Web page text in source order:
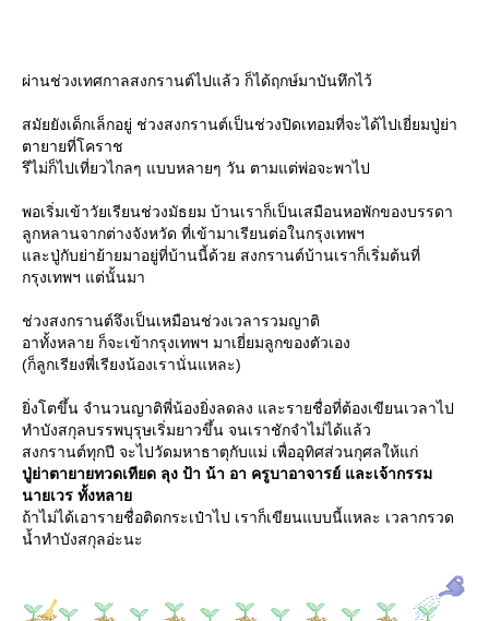
ผ่านช่วงเทศกาลสงกรานต์ไปแล้ว ก็ได้ฤกษ์มาบันทึกไว้
สมัยยังเด็กเล็กอยู่ ช่วงสงกรานต์เป็นช่วงปิดเทอมที่จะได้ไปเยี่ยมปู่ย่า
ตายายที่โคราช
รึไม่ก็ไปเที่ยวไกลๆ แบบหลายๆ วัน ตามแต่พ่อจะพาไป
พอเริ่มเข้าวัยเรียนช่วงมัธยม บ้านเราก็เป็นเสมือนหอพักของบรรดา
ลูกหลานจากต่างจังหวัด ที่เข้ามาเรียนต่อในกรุงเทพฯ
ละปู่กับย่าย้ายมาอยู่ที่บ้านนี้ด้วย สงกรานต์บ้านเราก็เริ่มต้นที่
กรุงเทพฯ แต่นั้นมา
ช่วงสงกรานต์จึงเป็นเหมือนช่วงเวลารวมญาติ
อาทั้งหลาย ก็จะเข้ากรุงเทพฯ มาเยี่ยมลูกของตัวเอง
(ก็ลูกเรียงพี่เรียงน้องเรานั่นแหละ)
ิ่งโตขึ้น จำนวนญาติพี่น้องยิ่งลดลง และรายชื่อที่ต้องเขียนเวลาไป
ทำบังสกุลบรรพบุรุษเริ่มยาวขึ้น จนเราชักจำไม่ได้แล้ว
สงกรานต์ทุกปี จะไปวัดมหาธาตุกับแม่ เพื่ออุทิศส่วนกุศลให้แก่
ปู่ย่าตายายทวดเทียด ลุง ป้า น้า อา ครูบาอาจารย์ และเจ้ากรรม
นายเวร ทั้งหลา
ถ้าไม่ได้เอารายชื่อติดกระเป๋าไป เราก็เขียนแบบนี้แหละ เวลากรวด
น้ำทำบังสกุลอ่ะนะ